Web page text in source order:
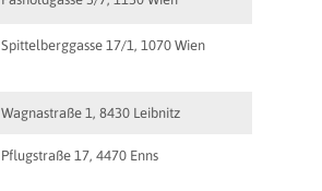
Spittelberggasse 17/1, 1070 Wien
Wagnastraße 1, 8430 Leibnitz
Pflugstraße 17, 4470 Enns